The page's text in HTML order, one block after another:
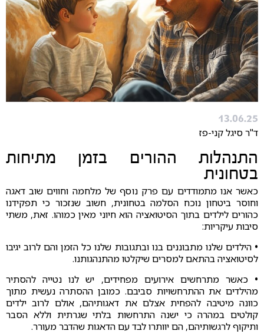
13.06.25
ד"ר סיגל קני-פז
התנהלות ההורים בזמן מתיחות
בטחונית
כאשר אנו מתמודדים עם פרק נוסף של מלחמה וחווים שוב דאגה
וחוסר ביטחון נוכח הסלמה בטחונית, חשוב שנזכור כי תפקידנו
כהורים לילדים בתוך הסיטואציה הוא חיוני מאין כמוהו. זאת, משתי
סיבות עיקריות:
• הילדים שלנו מתבוננים בנו ובתגובות שלנו כל הזמן והם לרוב יגיבו
לסיטואציה בהתאם למסרים שיקלטו מהתנהגותנו.
• כאשר מתרחשים אירועים מפחידים, יש לנו נטייה להסתיר
מהילדים את ההתרחשויות סביבם. כמובן ההסתרה נעשית מתוך
כוונה מיטיבה להפחית אצלם את דאגותיהם, אולם לרוב ילדים
קולטים במהרה כי ישנה התרחשות בלתי שגרתית וללא הסבר
ותיקוף לרגשותיהם, הם יוותרו לבד עם הדאגות שהדבר מעורר.